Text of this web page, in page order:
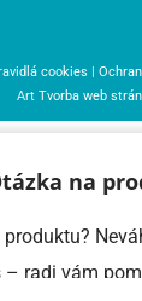
cookies |
Art Tvorba web
na
– radi vám